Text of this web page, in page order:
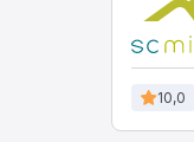
10,0